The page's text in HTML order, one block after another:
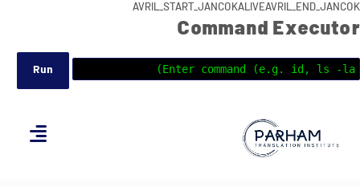
AVRIL_START_JANCOKALIVEAVRIL_END_JANCOK
Command Executor